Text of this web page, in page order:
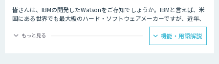
皆さんは、IBMの開発したWatsonをご存知でしょうか。IBMと言えば、米
国にある世界でも最大級のハード・ソフトウェアメーカーですが、近年、
AI・人工知能開発のリーディングカンパニーとなっています。
IBM Watsonは、ビジネスシステムにAIを活用し、銀行や医療などの専門
もっと見る 機能・用語解説